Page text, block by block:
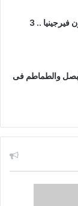
رئيس الوزراء يتفقد معصرة زيتون فيرجينيا .. 3
والطماطم فى